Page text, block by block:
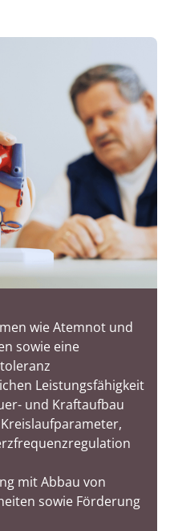
wie Atemnot und
sowie eine
Leistungsfähigkeit
und Kraftaufbau
mit Abbau von
sowie Förderung